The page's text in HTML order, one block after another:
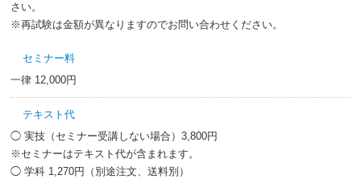
さい。
※再試験は金額が異なりますのでお問い合わせください。
セミナー料
一律 12,000円
テキスト代
◯ 実技（セミナー受講しない場合）3,800円
※セミナーはテキスト代が含まれます。
◯ 学科 1,270円（別途注文、送料別）